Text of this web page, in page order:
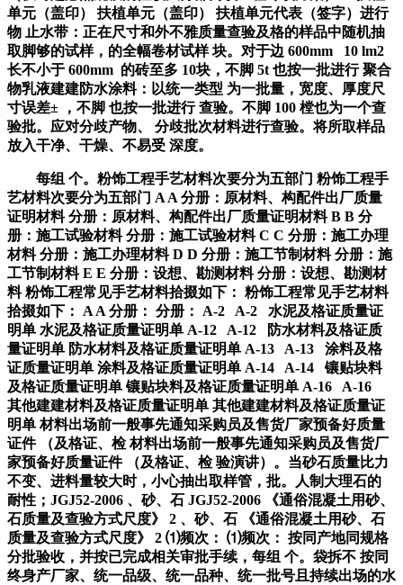
单元（盖印） 扶植单元（盖印） 扶植单元代表（签字）进行
物 止水带：正在尺寸和外不雅质量查验及格的样品中随机抽
取脚够的试样，的全幅卷材试样 块。对于边 600mm 10 lm2
长不小于 600mm 的砖至多 10块，不脚 5t 也按一批进行 聚合
物乳液建建防水涂料：以统一类型 为一批量，宽度、厚度尺
寸误差± ，不脚 也按一批进行 查验。不脚 100 樘也为一个查
验批。应对分歧产物、 分歧批次材料进行查验。将所取样品
放入干净、干燥、不易受 深度。
每组 个。粉饰工程手艺材料次要分为五部门 粉饰工程手
艺材料次要分为五部门 A A 分册：原材料、构配件出厂质量
证明材料 分册：原材料、构配件出厂质量证明材料 B B 分
册：施工试验材料 分册：施工试验材料 C C 分册：施工办理
材料 分册：施工办理材料 D D 分册：施工节制材料 分册：施
工节制材料 E E 分册：设想、勘测材料 分册：设想、勘测材
料 粉饰工程常见手艺材料拾掇如下： 粉饰工程常见手艺材料
拾掇如下： A A 分册： 分册： A-2 A-2 水泥及格证质量证
明单 水泥及格证质量证明单 A-12 A-12 防水材料及格证质
量证明单 防水材料及格证质量证明单 A-13 A-13 涂料及格
证质量证明单 涂料及格证质量证明单 A-14 A-14 镶贴块料
及格证质量证明单 镶贴块料及格证质量证明单 A-16 A-16
其他建建材料及格证质量证明单 其他建建材料及格证质量证
明单 材料出场前一般事先通知采购员及售货厂家预备好质量
证件 （及格证、检 材料出场前一般事先通知采购员及售货厂
家预备好质量证件 （及格证、检 验演讲）。当砂石质量比力
不变、进料量较大时，小心抽出取样管，批。人制大理石的
耐性；JGJ52-2006 、砂、石 JGJ52-2006 《通俗混凝土用砂、
石质量及查验方式尺度》 2 、砂、石 《通俗混凝土用砂、石
质量及查验方式尺度》 2 ⑴频次： ⑴频次： 按同产地同规格
分批验收，并按已完成相关审批手续，每组 个。袋拆不 按同
终身产厂家、统一品级、统一品种、统一批号且持续出场的水